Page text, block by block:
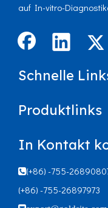
auf In-vitro-
Schnelle
Produktlinks
In Kontakt
(+86) -755-
(+86) -755-26897973